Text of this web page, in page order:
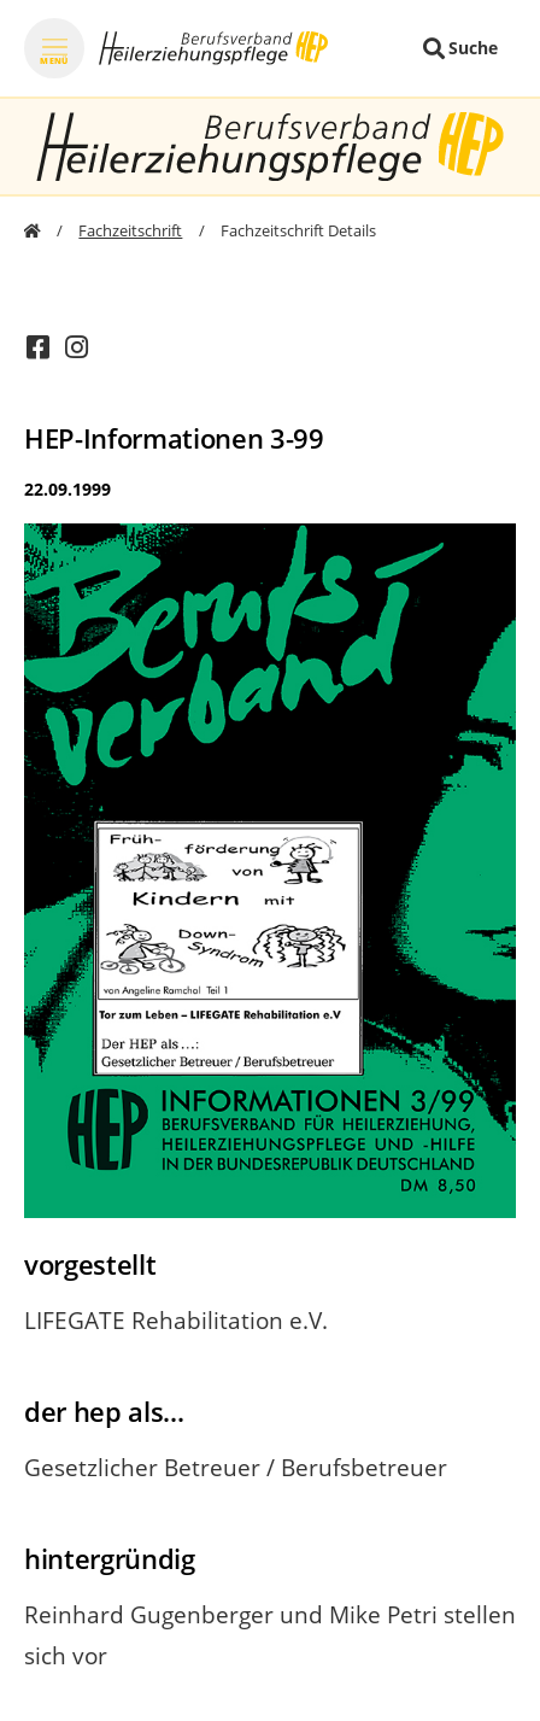
MENÜ
Suche
zum Inhalt springen
Fachzeitschrift Fachzeitschrift Details
HEP-Informationen 3-99
22.09.1999
vorgestellt
LIFEGATE Rehabilitation e.V.
der hep als...
Gesetzlicher Betreuer / Berufsbetreuer
hintergründig
Reinhard Gugenberger und Mike Petri stellen
sich vor